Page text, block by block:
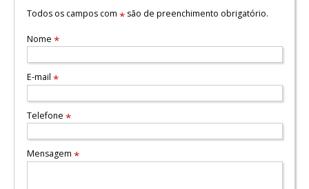
Todos os campos com *são de preenchimento obrigatório.
Nome *
E-mail *
Telefone *
Mensagem *